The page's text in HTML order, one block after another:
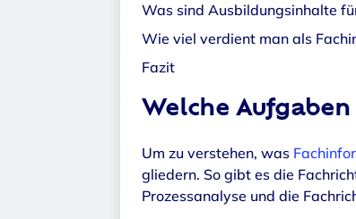
Was sind Ausbildungsinhalte
Wie viel verdient man als
Fazit
Welche
Um zu verstehen, was
gliedern. So gibt es die
Prozessanalyse und die